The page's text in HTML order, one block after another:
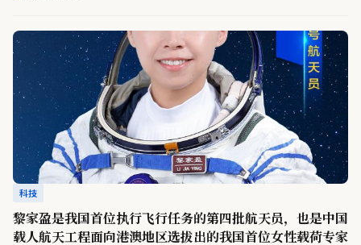
科技
黎家盈是我国首位执行飞行任务的第四批航天员，也是中国
载人航天工程面向港澳地区选拔出的我国首位女性载荷专家